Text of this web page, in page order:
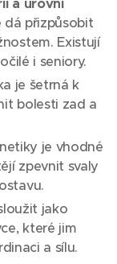
a úrovní
dá přizpůsobit
Existují
i seniory.
je šetrná k
bolesti zad a
je vhodné
zpevnit svaly
jako
které jim
a sílu.